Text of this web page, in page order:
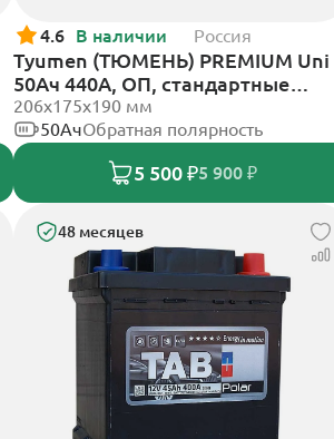
4.6 В наличии Россия
Tyumen (ТЮМЕНЬ) PREMIUM Uni
50Ач 440А, ОП, стандартные
клеммы
206х175х190 мм
50АчОбратная полярность
5 500 ₽5 900 ₽
48 месяцев